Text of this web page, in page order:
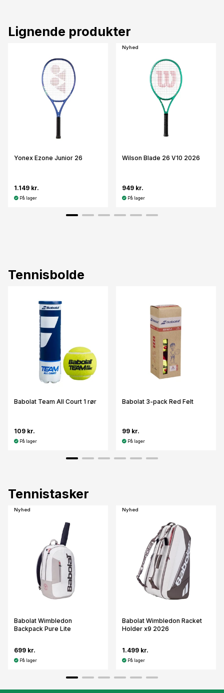
Lignende produkter
Yonex Ezone Junior 26
1.149 kr.
På lager
Nyhed
Wilson Blade 26 V10 2026
949 kr.
På lager
Tennisbolde
Babolat Team All Court 1 rør
109 kr.
På lager
Babolat 3-pack Red Felt
99 kr.
På lager
Tennistasker
Nyhed
Babolat Wimbledon
Backpack Pure Lite
699 kr.
På lager
Nyhed
Babolat Wimbledon Racket
Holder x9 2026
1.499 kr.
På lager